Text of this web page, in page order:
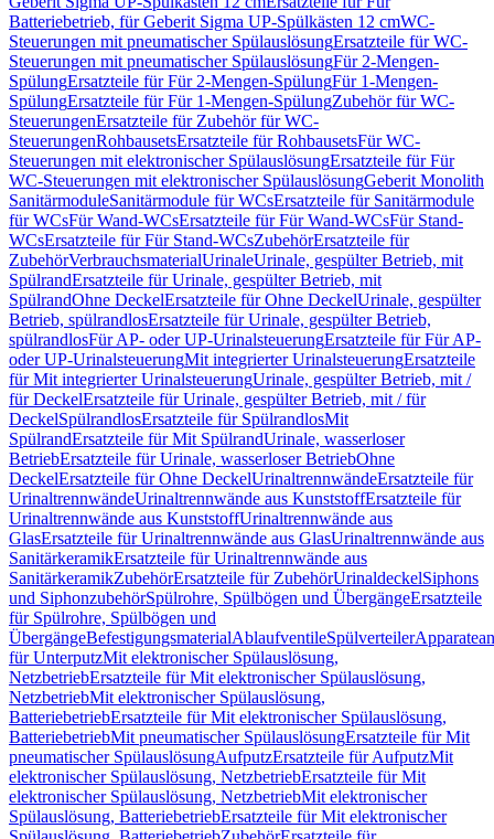
Batteriebetrieb, für Geberit Sigma UP-Spülkästen 12 cmWC-
Steuerungen mit pneumatischer SpülauslösungErsatzteile für WC-
Steuerungen mit pneumatischer SpülauslösungFür 2-Mengen-
SpülungErsatzteile für Für 2-Mengen-SpülungFür 1-Mengen-
SpülungErsatzteile für Für 1-Mengen-SpülungZubehör für WC-
SteuerungenErsatzteile für Zubehör für WC-
SteuerungenRohbausetsErsatzteile für RohbausetsFür WC-
Steuerungen mit elektronischer SpülauslösungErsatzteile für Für
WC-Steuerungen mit elektronischer SpülauslösungGeberit Monolith
SanitärmoduleSanitärmodule für WCsErsatzteile für Sanitärmodule
für WCsFür Wand-WCsErsatzteile für Für Wand-WCsFür Stand-
WCsErsatzteile für Für Stand-WCsZubehörErsatzteile für
ZubehörVerbrauchsmaterialUrinaleUrinale, gespülter Betrieb, mit
SpülrandErsatzteile für Urinale, gespülter Betrieb, mit
SpülrandOhne DeckelErsatzteile für Ohne DeckelUrinale, gespülter
Betrieb, spülrandlosErsatzteile für Urinale, gespülter Betrieb,
spülrandlosFür AP- oder UP-UrinalsteuerungErsatzteile für Für AP-
oder UP-UrinalsteuerungMit integrierter UrinalsteuerungErsatzteile
für Mit integrierter UrinalsteuerungUrinale, gespülter Betrieb, mit /
für DeckelErsatzteile für Urinale, gespülter Betrieb, mit / für
DeckelSpülrandlosErsatzteile für SpülrandlosMit
SpülrandErsatzteile für Mit SpülrandUrinale, wasserloser
BetriebErsatzteile für Urinale, wasserloser BetriebOhne
DeckelErsatzteile für Ohne DeckelUrinaltrennwändeErsatzteile für
UrinaltrennwändeUrinaltrennwände aus KunststoffErsatzteile für
Urinaltrennwände aus KunststoffUrinaltrennwände aus
GlasErsatzteile für Urinaltrennwände aus GlasUrinaltrennwände aus
SanitärkeramikErsatzteile für Urinaltrennwände aus
SanitärkeramikZubehörErsatzteile für ZubehörUrinaldeckelSiphons
und SiphonzubehörSpülrohre, Spülbögen und ÜbergängeErsatzteile
für Spülrohre, Spülbögen und
ÜbergängeBefestigungsmaterialAblaufventileSpülverteiler
für UnterputzMit elektronischer Spülauslösung,
NetzbetriebErsatzteile für Mit elektronischer Spülauslösung,
NetzbetriebMit elektronischer Spülauslösung,
BatteriebetriebErsatzteile für Mit elektronischer Spülauslösung,
BatteriebetriebMit pneumatischer SpülauslösungErsatzteile für Mit
pneumatischer SpülauslösungAufputzErsatzteile für AufputzMit
elektronischer Spülauslösung, NetzbetriebErsatzteile für Mit
elektronischer Spülauslösung, NetzbetriebMit elektronischer
Spülauslösung, BatteriebetriebErsatzteile für Mit elektronischer